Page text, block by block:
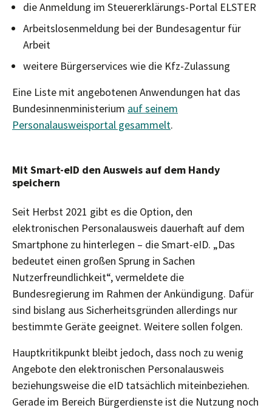
die Anmeldung im Steuererklärungs-Portal ELSTER
Arbeitslosenmeldung bei der Bundesagentur für
Arbeit
weitere Bürgerservices wie die Kfz-Zulassung
Eine Liste mit angebotenen Anwendungen hat das
Bundesinnenministerium auf seinem
Personalausweisportal gesammelt.
Mit Smart-eID den Ausweis auf dem Handy
speichern
Seit Herbst 2021 gibt es die Option, den
elektronischen Personalausweis dauerhaft auf dem
Smartphone zu hinterlegen – die Smart-eID. „Das
bedeutet einen großen Sprung in Sachen
Nutzerfreundlichkeit“, vermeldete die
Bundesregierung im Rahmen der Ankündigung. Dafür
sind bislang aus Sicherheitsgründen allerdings nur
bestimmte Geräte geeignet. Weitere sollen folgen.
Hauptkritikpunkt bleibt jedoch, dass noch zu wenig
Angebote den elektronischen Personalausweis
beziehungsweise die eID tatsächlich miteinbeziehen.
Gerade im Bereich Bürgerdienste ist die Nutzung noch